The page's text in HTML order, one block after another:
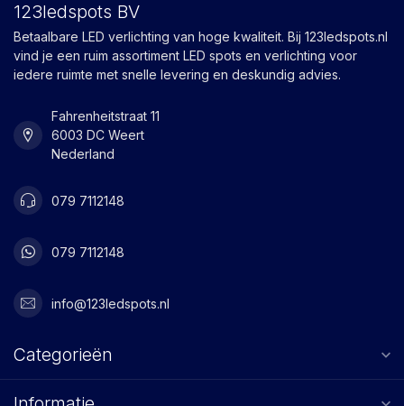
123ledspots BV
Betaalbare LED verlichting van hoge kwaliteit. Bij 123ledspots.nl
vind je een ruim assortiment LED spots en verlichting voor
iedere ruimte met snelle levering en deskundig advies.
Fahrenheitstraat 11
6003 DC Weert
Nederland
079 7112148
079 7112148
info@123ledspots.nl
Categorieën